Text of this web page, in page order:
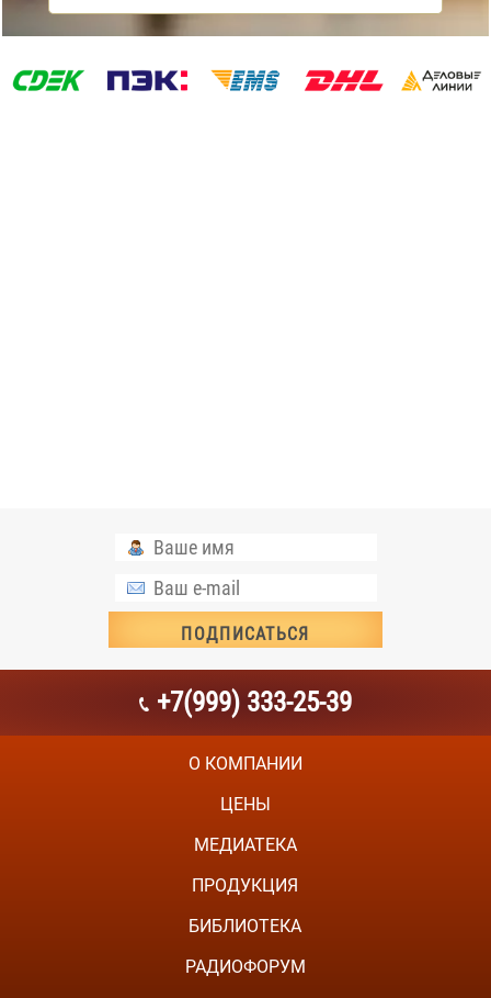
+7(999) 333-25-39
О КОМПАНИИ
ЦЕНЫ
МЕДИАТЕКА
ПРОДУКЦИЯ
БИБЛИОТЕКА
РАДИОФОРУМ